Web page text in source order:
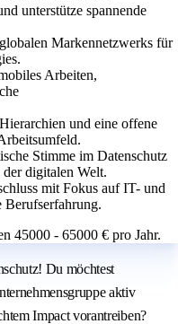
unterstütze spannende
Markennetzwerks für
Arbeiten,
und eine offene
Stimme im Datenschutz
digitalen Welt.
mit Fokus auf IT- und
Berufserfahrung.
45000 - 65000 € pro Jahr.
Du möchtest
aktiv
Impact vorantreiben?